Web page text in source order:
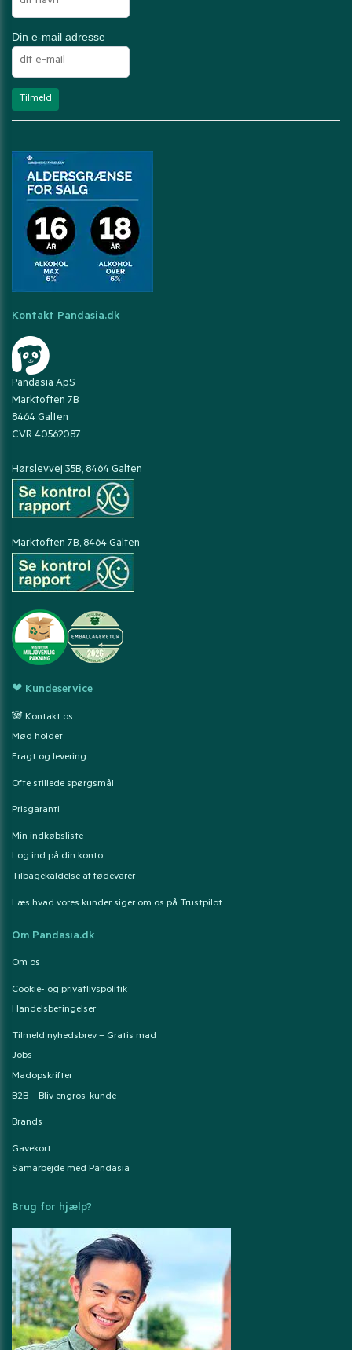
Din e-mail adresse
Kontakt Pandasia.dk
Pandasia ApS
Marktoften 7B
8464 Galten
CVR 40562087
Hørslevvej 35B, 8464 Galten
Marktoften 7B, 8464 Galten
❤ Kundeservice
🐼 Kontakt os
Mød holdet
Fragt og levering
Ofte stillede spørgsmål
Prisgaranti
Min indkøbsliste
Log ind på din konto
Tilbagekaldelse af fødevarer
Læs hvad vores kunder siger om os på Trustpilot
Om Pandasia.dk
Om os
Cookie- og privatlivspolitik
Handelsbetingelser
Tilmeld nyhedsbrev – Gratis mad
Jobs
Madopskrifter
B2B – Bliv engros-kunde
Brands
Gavekort
Samarbejde med Pandasia
Brug for hjælp?